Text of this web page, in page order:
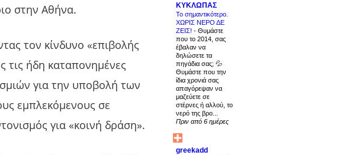
στην Αθήνα.
τον κίνδυνο «επιβολής
τις ήδη καταπονημένες
για την υποβολή των
εμπλεκόμενους σε
για «κοινή δράση».
ΚΥΚΛΩΠΑΣ
Το σημαντικότερο.
ΧΩΡΙΣ ΝΕΡΟ ΔΕ
ΖΕΙΣ! - Θυμάστε
που το 2014, σας
έβαλαν να
δηλώσετε τα
πηγάδια σας; 💦
Θυμάστε που την
ίδια χρονιά σας
απαγόρεψαν να
μαζεύετε σε
στέρνες ή αλλού, το
νερό της βρο...
Πριν από 6 ημέρες
greekadd